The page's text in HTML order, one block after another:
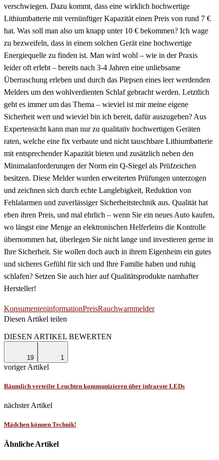
verschwiegen. Dazu kommt, dass eine wirklich hochwertige
Lithiumbatterie mit vernünftiger Kapazität einen Preis von rund 7 €
hat. Was soll man also um knapp unter 10 € bekommen? Ich wage
zu bezweifeln, dass in einem solchen Gerät eine hochwertige
Energiequelle zu finden ist. Man wird wohl – wie in der Praxis
leider oft erlebt – bereits nach 3-4 Jahren eine unliebsame
Überraschung erleben und durch das Piepsen eines leer werdenden
Melders um den wohlverdienten Schlaf gebracht werden. Letztlich
geht es immer um das Thema – wieviel ist mir meine eigene
Sicherheit wert und wieviel bin ich bereit, dafür auszugeben? Aus
Expertensicht kann man nur zu qualitativ hochwertigen Geräten
raten, welche eine fix verbaute und nicht tauschbare Lithiumbatterie
mit entsprechender Kapazität bieten und zusätzlich neben den
Minimalanforderungen der Norm ein Q-Siegel als Prüfzeichen
besitzen. Diese Melder wurden erweiterten Prüfungen unterzogen
und zeichnen sich durch echte Langlebigkeit, Reduktion von
Fehlalarmen und zuverlässiger Sicherheitstechnik aus. Qualität hat
eben ihren Preis, und mal ehrlich – wenn Sie ein neues Auto kaufen,
wo längst eine Menge an elektronischen Helferleins die Kontrolle
übernommen hat, überlegen Sie nicht lange und investieren gerne in
Ihre Sicherheit. Sie wollen doch auch in ihrem Eigenheim ein gutes
und sicheres Gefühl für sich und Ihre Familie haben und ruhig
schlafen? Setzen Sie auch hier auf Qualitätsprodukte namhafter
Hersteller!
KonsumenteninformationPreisRauchwarnmelder
Diesen Artikel teilen
DIESEN ARTIKEL BEWERTEN
19 1
voriger Artikel
Räumlich verteilte Leuchten kommunizieren über infrarote LEDs
nächster Artikel
Mädchen können Technik!
Ähnliche Artikel